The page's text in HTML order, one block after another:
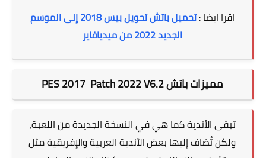
اقرا ايضا :
تحميل باتش تحويل بيس 2018 إلى الموسم
الجديد 2022 من ميديافاير
مميزات باتشPES 2017 Patch 2022 V6.2
تبقى الأندية كما هي في النسخة الجديدة من اللعبة،
ولكن تُضاف إليها بعض الأندية العربية والإفريقية مثل